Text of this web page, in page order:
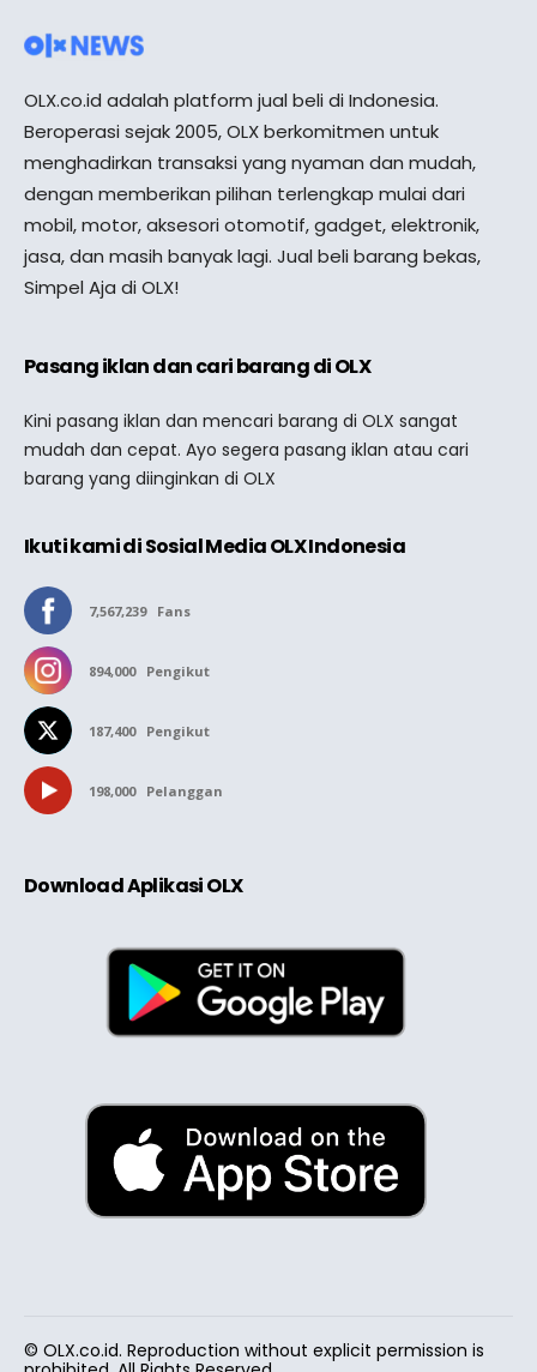
OLX.co.id adalah platform jual beli di Indonesia.
Beroperasi sejak 2005, OLX berkomitmen untuk
menghadirkan transaksi yang nyaman dan mudah,
dengan memberikan pilihan terlengkap mulai dari
mobil, motor, aksesori otomotif, gadget, elektronik,
jasa, dan masih banyak lagi. Jual beli barang bekas,
Simpel Aja di OLX!
Pasang iklan dan cari barang di OLX
Kini pasang iklan dan mencari barang di OLX sangat
mudah dan cepat. Ayo segera pasang iklan atau cari
barang yang diinginkan di OLX
Ikuti kami di Sosial Media OLX Indonesia
7,567,239 Fans
894,000 Pengikut
187,400 Pengikut
198,000 Pelanggan
Download Aplikasi OLX
© OLX.co.id. Reproduction without explicit permission is